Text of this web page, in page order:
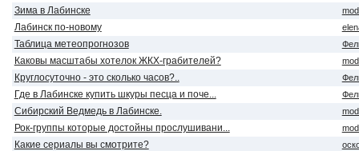
Зима в Лабинске
Лабинск по-новому
Таблица метеопрогнозов
Каковы масштабы хотелок ЖКХ-грабителей?
Круглосуточно - это сколько часов?..
Где в Лабинске купить шкуры песца и поче...
Сибирский Ведмедь в Лабинске.
Рок-группы которые достойны прослушивани...
Какие сериалы вы смотрите?